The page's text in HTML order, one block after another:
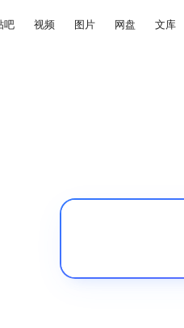
吧 视频 图片 网盘 文库